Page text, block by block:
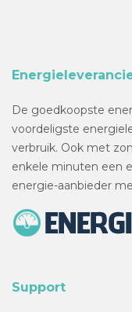
De goedkoopste
voordeligste
verbruik. Ook met
enkele minuten een
energie-aanbieder
Support